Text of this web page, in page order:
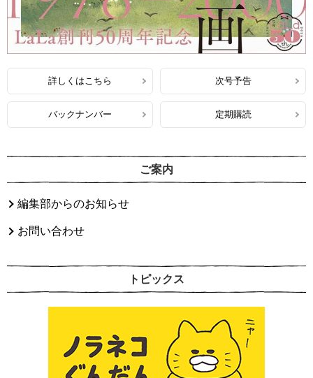
詳しくはこちら 次号予告
バックナンバー 定期購読
ご案内
編集部からのお知らせ
お問い合わせ
トピックス